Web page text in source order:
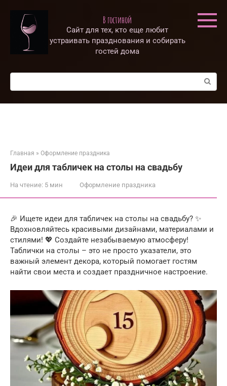
контенту
В гостиной
Сайт для тех, кто еще любит
устраивать празднования и собирать
гостей дома
Поиск:
Главная » Оформление праздника
Идеи для табличек на столы на свадьбу
На чтение: 5 мин Оформление праздника
🎉 Ищете идеи для табличек на столы на свадьбу? ✨
Вдохновляйтесь красивыми дизайнами, материалами и
стилями! 💖 Создайте незабываемую атмосферу!
Таблички на столы – это не просто указатели, это
важный элемент декора, который помогает гостям
найти свои места и создает праздничное настроение.